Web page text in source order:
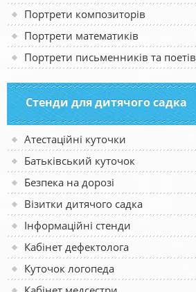
Портрети композиторів
Портрети математиків
Портрети письменників та поетів
Стенди для дитячого садка
Атестаційні куточки
Батьківський куточок
Безпека на дорозі
Візитки дитячого садка
Інформаційні стенди
Кабінет дефектолога
Куточок логопеда